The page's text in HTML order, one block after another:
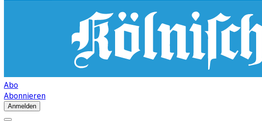
Abo
Abonnieren
Anmelden